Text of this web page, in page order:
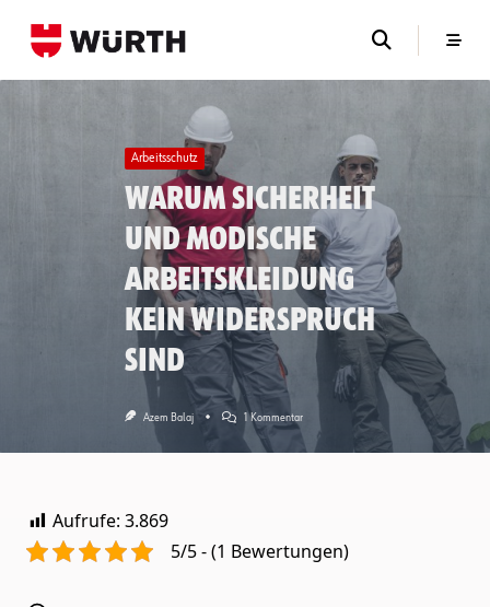
Arbeitsschutz
Warum Sicherheit
und modische
Arbeitskleidung
kein Widerspruch
sind
Azem Balaj 1 KommentarZu
Warum
Sicherheit
Sind
Aufrufe: 3.869
5/5 - (1 Bewertungen)